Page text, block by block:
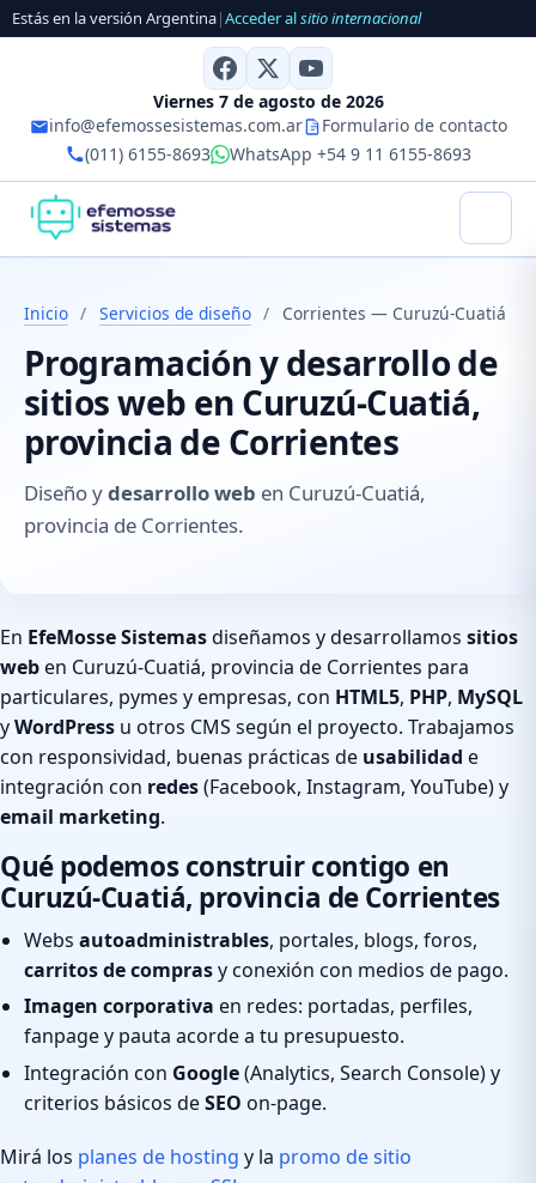
Estás en la versión Argentina|Acceder alsitio internacional
Viernes 7 de agosto de 2026
info@efemossesistemas.com.ar
Formulario de contacto
(011) 6155-8693
WhatsApp +54 9 11 6155-8693
Inicio / Servicios de diseño / Corrientes — Curuzú-Cuatiá
Programación y desarrollo de
sitios web en Curuzú-Cuatiá,
provincia de Corrientes
Diseño ydesarrollo web en Curuzú-Cuatiá,
provincia de Corrientes.
En EfeMosse Sistemasdiseñamos y desarrollamos sitios
weben Curuzú-Cuatiá, provincia de Corrientes para
particulares, pymes y empresas, con HTML5, PHP, MySQL
yWordPress u otros CMS según el proyecto. Trabajamos
con responsividad, buenas prácticas de usabilidad e
integración con redes(Facebook, Instagram, YouTube) y
email marketing.
Qué podemos construir contigo en
Curuzú-Cuatiá, provincia de Corrientes
Webs autoadministrables, portales, blogs, foros,
carritos de comprasy conexión con medios de pago.
Imagen corporativa en redes: portadas, perfiles,
fanpage y pauta acorde a tu presupuesto.
Integración con Google(Analytics, Search Console) y
criterios básicos deSEO on-page.
Mirá los planes de hosting y la promo de sitio